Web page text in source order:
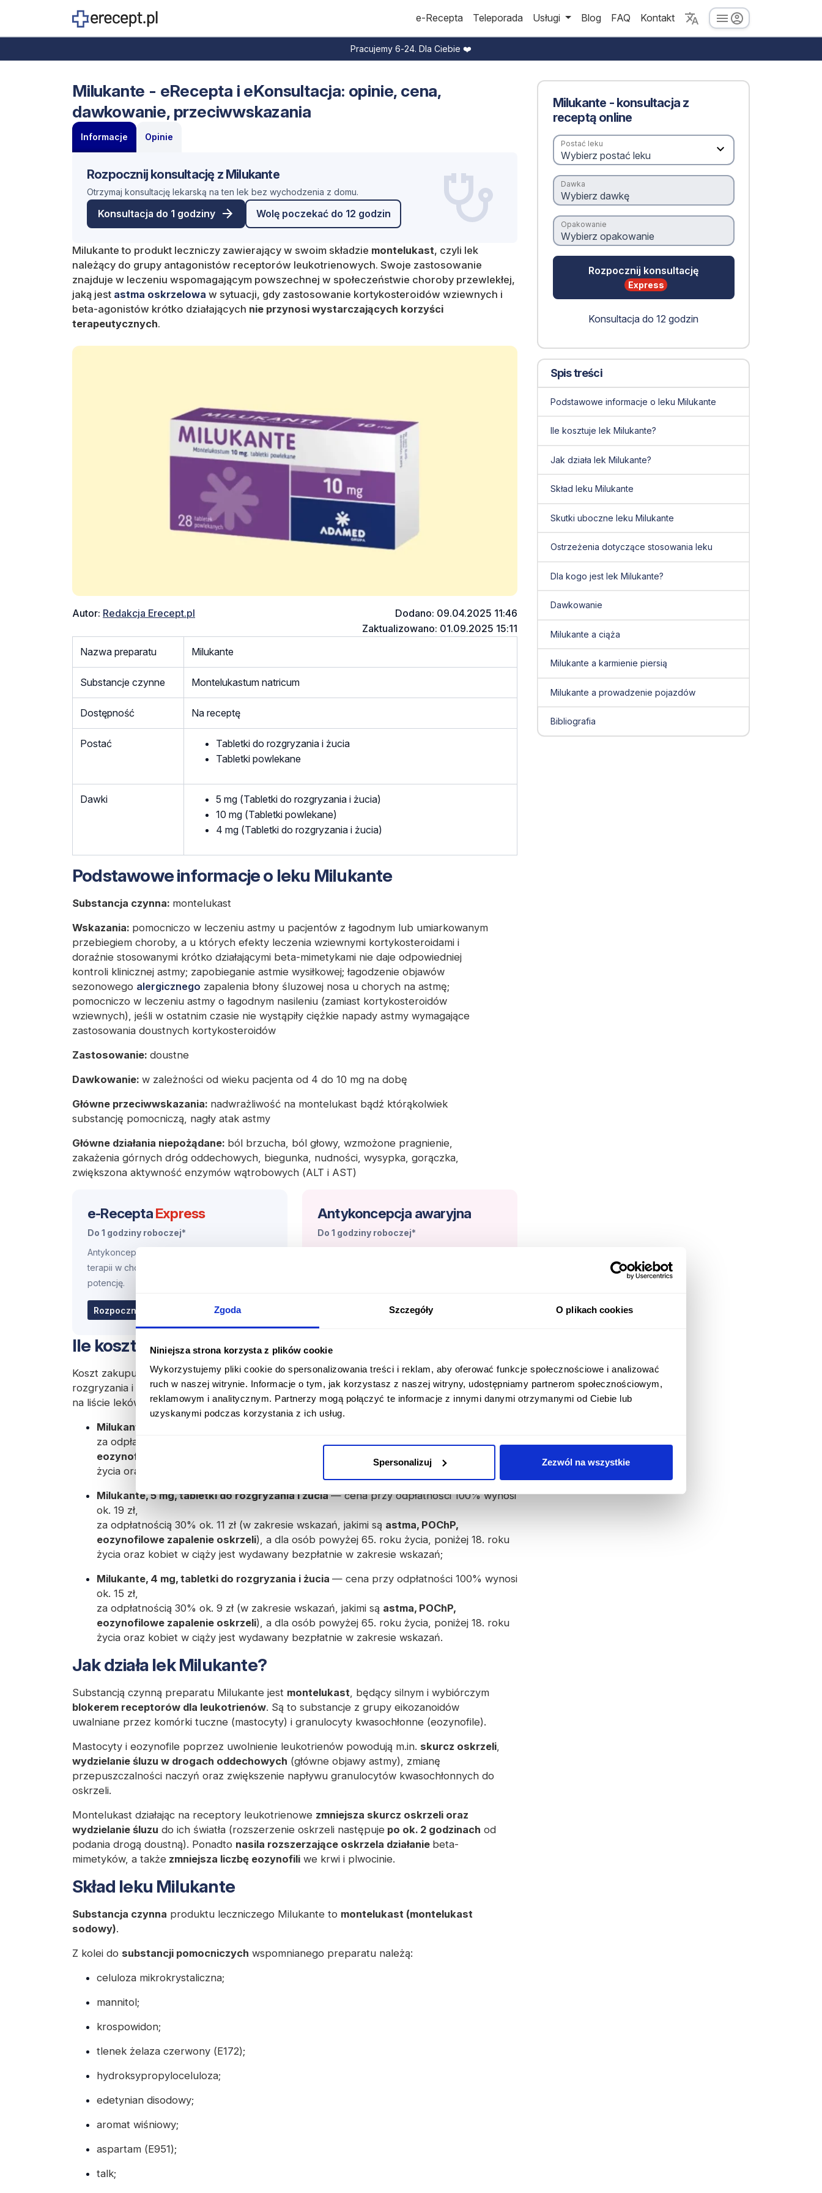
Zgoda Szczegóły O plikach cookies
Niniejsza strona korzysta z plików cookie
Wykorzystujemy pliki cookie do spersonalizowania treści i reklam, aby oferować funkcje społecznościowe i analizować
ruch w naszej witrynie. Informacje o tym, jak korzystasz z naszej witryny, udostępniamy partnerom społecznościowym,
reklamowym i analitycznym. Partnerzy mogą połączyć te informacje z innymi danymi otrzymanymi od Ciebie lub
uzyskanymi podczas korzystania z ich usług.
Spersonalizuj Zezwól na wszystkie
e-Recepta Teleporada Usługi Blog FAQ Kontakt
Pracujemy 6-24. Dla Ciebie ❤️
Milukante - eRecepta i eKonsultacja: opinie, cena,
dawkowanie, przeciwwskazania
Informacje Opinie
Rozpocznij konsultację z Milukante
Otrzymaj konsultację lekarską na ten lek bez wychodzenia z domu.
Konsultacja do 1 godziny Wolę poczekać do 12 godzin
Milukante to produkt leczniczy zawierający w swoim składzie montelukast, czyli lek
należący do grupy antagonistów receptorów leukotrienowych. Swoje zastosowanie
znajduje w leczeniu wspomagającym powszechnej w społeczeństwie choroby przewlekłej,
jaką jest astma oskrzelowa w sytuacji, gdy zastosowanie kortykosteroidów wziewnych i
beta-agonistów krótko działających nie przynosi wystarczających korzyści
terapeutycznych.
Autor: Redakcja Erecept.pl
Dodano: 09.04.2025 11:46
Zaktualizowano: 01.09.2025 15:11
Nazwa preparatu
Milukante
Substancje czynne Montelukastum natricum
Dostępność Na receptę
Postać
Tabletki do rozgryzania i żucia
Tabletki powlekane
Dawki
5 mg (Tabletki do rozgryzania i żucia)
10 mg (Tabletki powlekane)
4 mg (Tabletki do rozgryzania i żucia)
Podstawowe informacje o leku Milukante
Substancja czynna: montelukast
Wskazania: pomocniczo w leczeniu astmy u pacjentów z łagodnym lub umiarkowanym
przebiegiem choroby, a u których efekty leczenia wziewnymi kortykosteroidami i
doraźnie stosowanymi krótko działającymi beta-mimetykami nie daje odpowiedniej
kontroli klinicznej astmy; zapobieganie astmie wysiłkowej; łagodzenie objawów
sezonowego alergicznego zapalenia błony śluzowej nosa u chorych na astmę;
pomocniczo w leczeniu astmy o łagodnym nasileniu (zamiast kortykosteroidów
wziewnych), jeśli w ostatnim czasie nie wystąpiły ciężkie napady astmy wymagające
zastosowania doustnych kortykosteroidów
Zastosowanie: doustne
Dawkowanie: w zależności od wieku pacjenta od 4 do 10 mg na dobę
Główne przeciwwskazania: nadwrażliwość na montelukast bądź którąkolwiek
substancję pomocniczą, nagły atak astmy
Główne działania niepożądane: ból brzucha, ból głowy, wzmożone pragnienie,
zakażenia górnych dróg oddechowych, biegunka, nudności, wysypka, gorączka,
zwiększona aktywność enzymów wątrobowych (ALT i AST)
e-ReceptaExpress
Do 1 godziny roboczej*
Antykoncepcja stała, leki stałe, przedłużenie
terapii w chorobach przewlekłych, leki na
potencję.
69.98 zł
Rozpocznij konsultację
Antykoncepcja awaryjna
Do 1 godziny roboczej*
Rozpocznij konsultację
Ile kosztuje lek Milukante?
Koszt zakupu preparatu Milukante różni się w zależności odpostaci leku(tabletki do
rozgryzania i żucia, tabletki powlekane) orazpoziomu refundacji(preparat znajduje się
na liście leków refundowanych):
Milukante, 10 mg, tabletki powlekane
za odpłatnością 30% ok. 13 zł (w zakresie wskazań, jakimi są
eozynofilowe zapalenie oskrzeli
), a dla osób powyżej 65. roku życia, poniżej 18. roku
życia oraz kobiet w ciąży jest wydawany bezpłatnie w zakresie wskazań;
Milukante, 5 mg, tabletki do rozgryzania i żucia— cena przy odpłatności 100% wynosi
ok. 19 zł,
za odpłatnością 30% ok. 11 zł (w zakresie wskazań, jakimi są astma, POChP,
eozynofilowe zapalenie oskrzeli), a dla osób powyżej 65. roku życia, poniżej 18. roku
życia oraz kobiet w ciąży jest wydawany bezpłatnie w zakresie wskazań;
Milukante, 4 mg, tabletki do rozgryzania i żucia — cena przy odpłatności 100% wynosi
ok. 15 zł,
za odpłatnością 30% ok. 9 zł (w zakresie wskazań, jakimi są astma, POChP,
eozynofilowe zapalenie oskrzeli), a dla osób powyżej 65. roku życia, poniżej 18. roku
życia oraz kobiet w ciąży jest wydawany bezpłatnie w zakresie wskazań.
Jak działa lek Milukante?
Substancją czynną preparatu Milukante jest montelukast , będący silnym i wybiórczym
blokerem receptorów dla leukotrienów. Są to substancje z grupy eikozanoidów
uwalniane przez komórki tuczne (mastocyty) i granulocyty kwasochłonne (eozynofile).
Mastocyty i eozynofile poprzez uwolnienie leukotrienów powodują m.in. skurcz oskrzeli
wydzielanie śluzu w drogach oddechowych (główne objawy astmy), zmianę
przepuszczalności naczyń oraz zwiększenie napływu granulocytów kwasochłonnych do
oskrzeli.
Montelukast działając na receptory leukotrienowe zmniejsza skurcz oskrzeli oraz
wydzielanie śluzu do ich światła (rozszerzenie oskrzeli następuje po ok. 2 godzinach od
podania drogą doustną). Ponadto nasila rozszerzające oskrzela działanie beta-
mimetyków, a także zmniejsza liczbę eozynofili we krwi i plwocinie.
Skład leku Milukante
Substancja czynna produktu leczniczego Milukante to montelukast (montelukast
sodowy).
Z kolei do substancji pomocniczych wspomnianego preparatu należą:
celuloza mikrokrystaliczna;
mannitol;
krospowidon;
tlenek żelaza czerwony (E172);
hydroksypropyloceluloza;
edetynian disodowy;
aromat wiśniowy;
aspartam (E951);
talk;
Milukante - konsultacja z
receptą online
Postać leku
Dawka
Opakowanie
Express
Konsultacja do 12 godzin
Spis treści
Podstawowe informacje o leku Milukante
Ile kosztuje lek Milukante?
Jak działa lek Milukante?
Skład leku Milukante
Skutki uboczne leku Milukante
Ostrzeżenia dotyczące stosowania leku
Dla kogo jest lek Milukante?
Dawkowanie
Milukante a ciąża
Milukante a karmienie piersią
Milukante a prowadzenie pojazdów
Bibliografia